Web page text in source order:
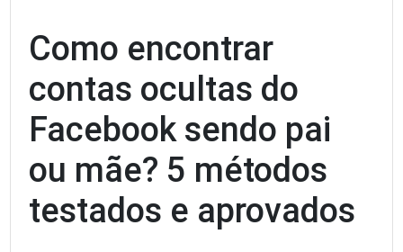
Como encontrar
contas ocultas do
Facebook sendo pai
ou mãe? 5 métodos
testados e aprovados